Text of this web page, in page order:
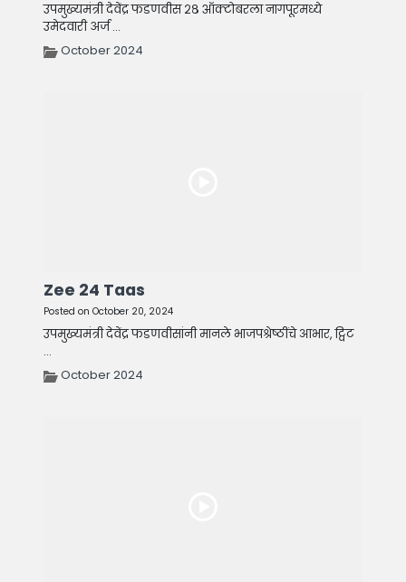
उपमुख्यमंत्री देवेंद्र फडणवीस २८ ऑक्टोबरला नागपूरमध्ये
उमेदवारी अर्ज ...
October 2024
Zee 24 Taas
Posted on October 20, 2024
उपमुख्यमंत्री देवेंद्र फडणवीसांनी मानले भाजपश्रेष्ठींचे आभार, ट्विट
...
October 2024